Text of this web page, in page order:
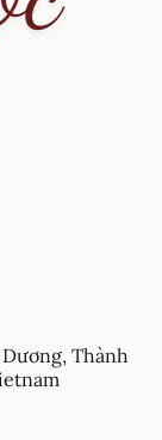
Dương, Thành